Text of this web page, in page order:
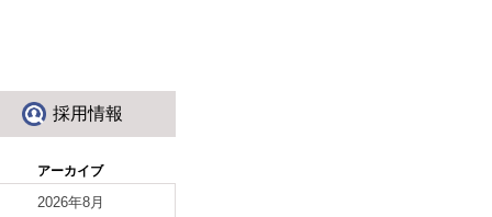
採用情報
アーカイブ
2026年8月